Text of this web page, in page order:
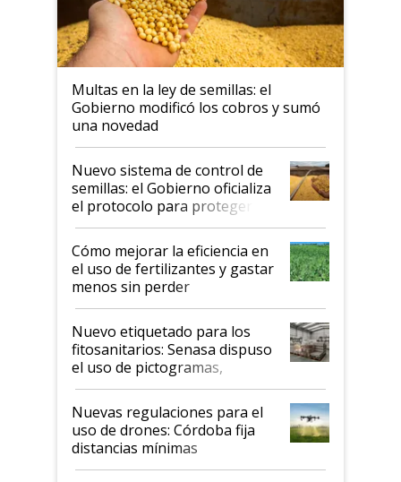
Multas en la ley de semillas: el
Gobierno modificó los cobros y sumó
una novedad
Nuevo sistema de control de
semillas: el Gobierno oficializa
el protocolo para proteger la
propiedad intelectual
Cómo mejorar la eficiencia en
el uso de fertilizantes y gastar
menos sin perder
productividad en la campaña
fina
Nuevo etiquetado para los
fitosanitarios: Senasa dispuso
el uso de pictogramas,
palabras de advertencia e
indicaciones
Nuevas regulaciones para el
uso de drones: Córdoba fija
distancias mínimas